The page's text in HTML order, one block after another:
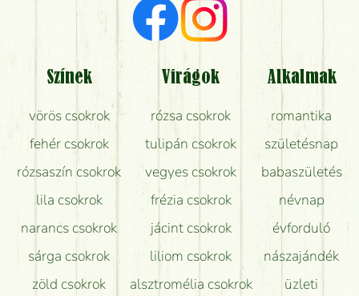
Milyen visszajelzést kapok a virágküldésről?
Tényleg azt kapom, ami a képen van?
Mit kell tudni a virágcsokrok szállításáról?
Hogy marad a lehető legtovább friss a csokor?
Tudok adventi koszorút vásárolni boltban?
Színek
vörös csokrok
fehér csokrok
rózsaszín csokrok
lila csokrok
narancs csokrok
sárga csokrok
zöld csokrok
Virágok
rózsa csokrok
tulipán csokrok
vegyes csokrok
frézia csokrok
jácint csokrok
liliom csokrok
alsztromélia csokrok
Alkalmak
romantika
születésnap
babaszületés
névnap
évforduló
nászajándék
üzleti